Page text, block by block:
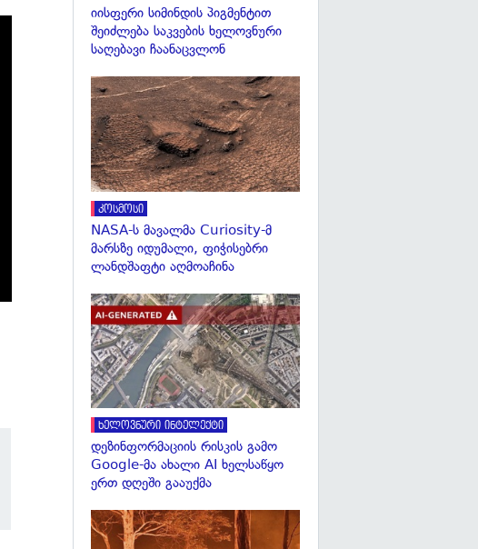
იისფერი სიმინდის პიგმენტით
შეიძლება საკვების ხელოვნური
საღებავი ჩაანაცვლონ
კოსმოსი
NASA-ს მავალმა Curiosity-მ
მარსზე იდუმალი, ფიჭისებრი
ლანდშაფტი აღმოაჩინა
ხელოვნური ინტელექტი
დეზინფორმაციის რისკის გამო
Google-მა ახალი AI ხელსაწყო
ერთ დღეში გააუქმა